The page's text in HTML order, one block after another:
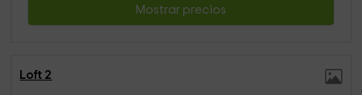
Mostrar precios
Loft 2